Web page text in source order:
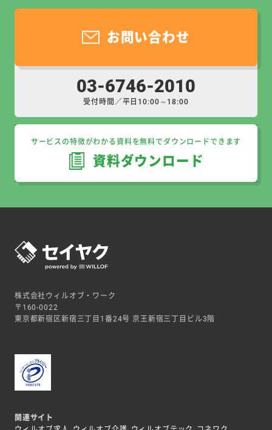
お問い合わせ
03-6746-2010
受付時間／平日10:00～18:00
サービスの特徴がわかる資料を無料でダウンロードできます
資料ダウンロード
株式会社ウィルオブ・ワーク
〒160-0022
東京都新宿区新宿三丁目1番24号 京王新宿三丁目ビル3階
関連サイト